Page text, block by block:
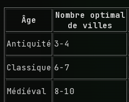
Âge
Nombre optimal
de villes
Antiquité 3-4
Classique 6-7
Médiéval
8-10